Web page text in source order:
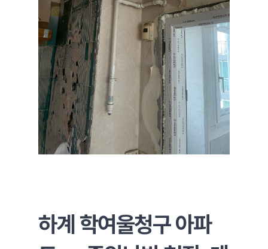
하계 학여울청구 아파